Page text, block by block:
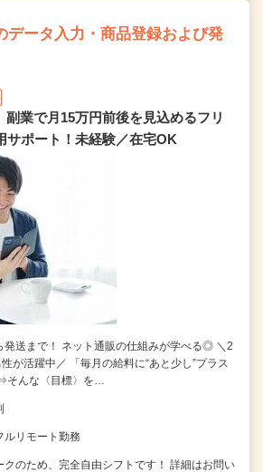
データ入力・商品登録および発
副業で月15万円前後を見込めるフリ
サポート！未経験／在宅OK
発送まで！ ネット通販の仕組みが学べる◎ ＼2
が活躍中／ 「毎月の給料に“あと少し”プラス
そんな〈目標〉を…
リモート勤務
クのため、完全自由シフトです！ 詳細はお問い